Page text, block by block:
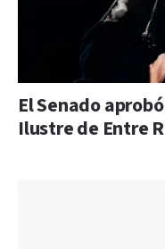
El Senado
Ilustre de Entre